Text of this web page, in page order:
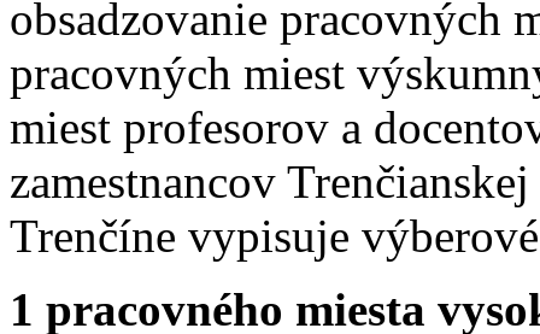
obsadzovanie pracovných
pracovných miest
miest profesorov a
zamestnancov
Trenčíne vypisuje
1 pracovného miesta